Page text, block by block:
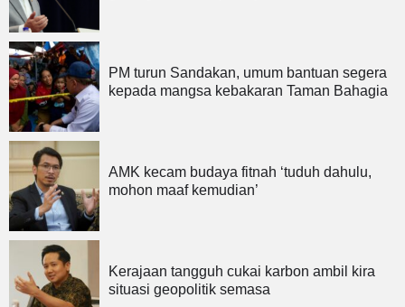
PM turun Sandakan, umum bantuan segera
kepada mangsa kebakaran Taman Bahagia
AMK kecam budaya fitnah ‘tuduh dahulu,
mohon maaf kemudian’
Kerajaan tangguh cukai karbon ambil kira
situasi geopolitik semasa